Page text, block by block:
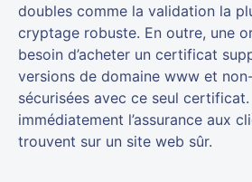
doubles comme la validation la
cryptage robuste. En outre, une
besoin d’acheter un certificat
versions de domaine www et
sécurisées avec ce seul
immédiatement l’assurance aux
trouvent sur un site web sûr.